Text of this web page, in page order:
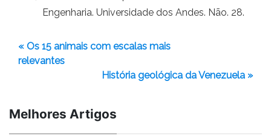
Engenharia. Universidade dos Andes. Não. 28.
« Os 15 animais com escalas mais
relevantes
História geológica da Venezuela »
Melhores Artigos